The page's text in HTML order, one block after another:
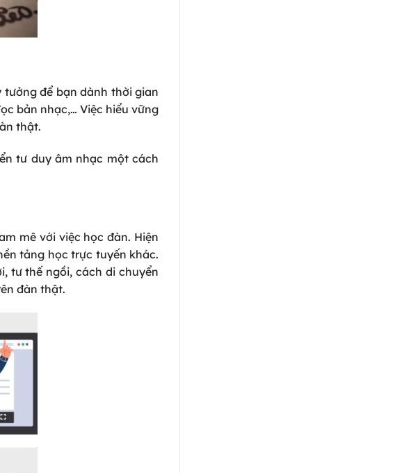
để bạn dành thời gian
bản nhạc,… Việc hiểu vững
thật.
tư duy âm nhạc một cách
mê với việc học đàn. Hiện
tảng học trực tuyến khác.
tư thế ngồi, cách di chuyển
đàn thật.